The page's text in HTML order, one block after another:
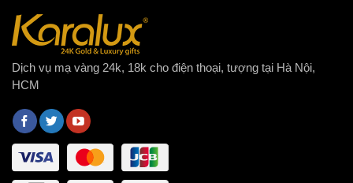
Dịch vụ mạ vàng 24k, 18k cho điện thoại, tượng tại Hà Nội,
HCM